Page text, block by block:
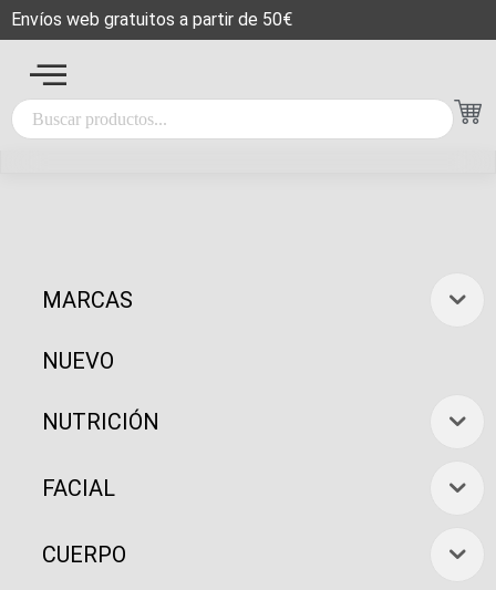
Envíos web gratuitos a partir de 50€
MARCAS
NUEVO
NUTRICIÓN
FACIAL
CUERPO